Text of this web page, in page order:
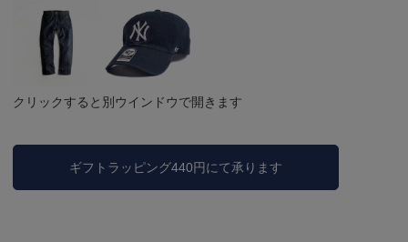
クリックすると別ウインドウで開きます
ギフトラッピング440円にて承ります